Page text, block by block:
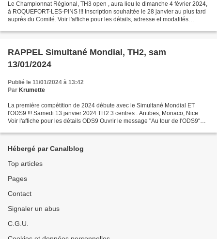
Le Championnat Régional, TH3 open , aura lieu le dimanche 4 février 2024,
à ROQUEFORT-LES-PINS !!! Inscription souhaitée le 28 janvier au plus tard
auprès du Comité. Voir l'affiche pour les détails, adresse et modalités
RAPPEL Simultané Mondial, TH2, sam
13/01/2024
Publié le 11/01/2024 à 13:42
Par Krumette
La première compétition de 2024 débute avec le Simultané Mondial ET
l'ODS9 !!! Samedi 13 janvier 2024 TH2 3 centres : Antibes, Monaco, Nice
Voir l'affiche pour les détails ODS9 Ouvrir le message "Au tour de l'ODS9"
Hébergé par Canalblog
Top articles
Pages
Contact
Signaler un abus
C.G.U.